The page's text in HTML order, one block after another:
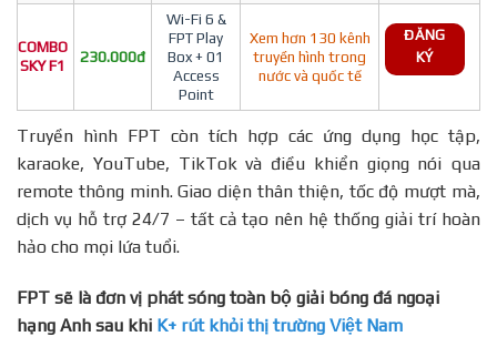
COMBO
SKY F1
230.000đ
Wi-Fi 6 &
FPT Play
Box + 01
Access
Point
Xem hơn 130 kênh
truyền hình trong
nước và quốc tế
ĐĂNG
KÝ
Truyền hình FPT còn tích hợp các ứng dụng học tập,
karaoke, YouTube, TikTok và điều khiển giọng nói qua
remote thông minh. Giao diện thân thiện, tốc độ mượt mà,
dịch vụ hỗ trợ 24/7 – tất cả tạo nên hệ thống giải trí hoàn
hảo cho mọi lứa tuổi.
FPT sẽ là đơn vị phát sóng toàn bộ giải bóng đá ngoại
hạng Anh sau khi K+ rút khỏi thị trường Việt Nam